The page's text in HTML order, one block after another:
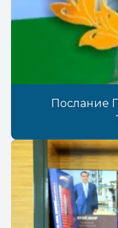
Послание